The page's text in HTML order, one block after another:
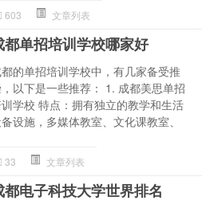
603 文章列表
都单招培训学校哪家好
的单招培训学校中，有几家备受推
以下是一些推荐： 1. 成都美思单招
学校 特点：拥有独立的教学和生活
设施，多媒体教室、文化课教室、
33 文章列表
都电子科技大学世界排名